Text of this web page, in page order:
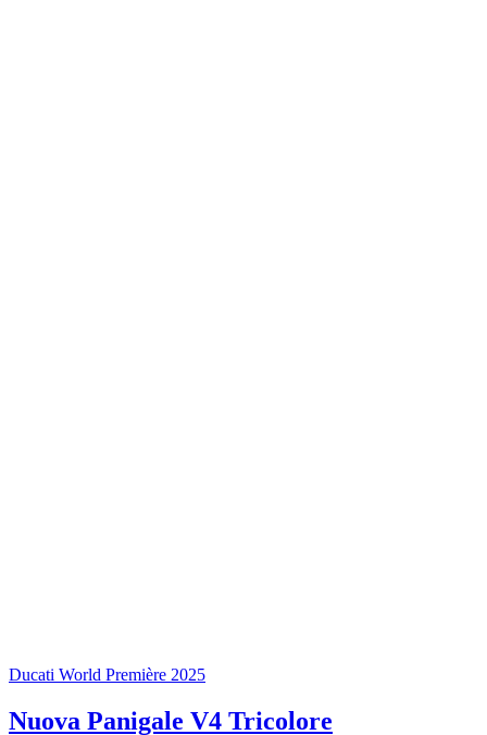
Ducati World Première 2025
Nuova Panigale V4 Tricolore